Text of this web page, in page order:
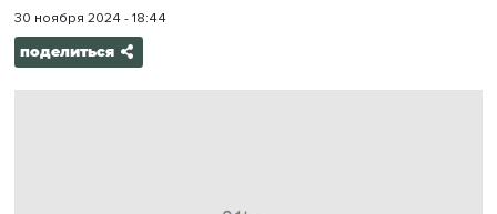
30 ноября 2024 - 18:44
поделиться